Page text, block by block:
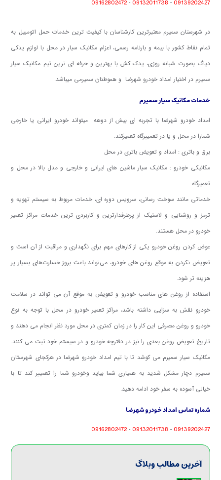
09139202427
-
09132011738
-
09162802472
در شهرستان سمیرم معتبرترین کارشناسان با کیفیت ترین خدمات حمل اتومبیل به
تمام نقاط کشور با بیمه و بارنامه رسمی، اعزام مکانیک سیار در محل با لوازم یدکی
دیاگ بصورت شبانه روزی، یدک کش با بهترین و حرفه ای ترین تیم مکانیک سیار
سمیرم در اختیار امداد خودرو شهرضا و هموطنان سمیرمی میباشد.
خدمات مکانیک سیار سمیرم
امداد خودرو شهرضا با تجربه ای بیش از دوهه میتواند خودرو ایرانی یا خارجی
شمارا در محل و یا در تعمییرگاه تعمیرکند.
برق و باتری : امداد و تعویض باتری در محل
مکانیکی خودرو : مکانیک سیار ماشین های ایرانی و خارجی و مدل بالا در محل و
تعمیرگاه
خدماتی مانند سوخت رسانی، سرویس دوره ای، خدمات مربوط به سیستم تهویه و
ترمز و روشنایی و لاستیک از پرطرفدارترین و کاربردی ترین خدمات مراکز تعمیر
خودرو در محل هستند.
عوض کردن روغن خودرو یکی از کارهای مهم برای نگهداری و مراقبت از آن است و
تعویض نکردن به موقع روغن های خودرو، می‌تواند باعث بروز خسارت‌های بسیار پر
هزینه تر شود.
استفاده از روغن های مناسب خودرو و تعویض به موقع آن می تواند در سلامت
خودرو نقش به سزایی داشته باشد، مراکز تعمیر خودرو در محل با توجه به نوع
خودرو و روغن مصرفی این کار را در زمان کمتری در محل مورد نظر انجام می دهند و
تاریخ تعویض روغن بعدی را نیز در دفترچه خودرو و در سیستم خود ثبت می کنند.
مکانیک سیار سمیرم می کوشد تا با تیم امداد خودرو شهرضا در هرکجای شهرستان
سمیرم دچار مشکل شدید به همیاری شما بیاید وخودرو شما را تعمییر کند تا با
خیالی آسوده به سفر خود ادامه دهید.
شماره تماس امداد خودرو شهرضا
09139202427
-
09132011738
-
09162802472
آخرین مطالب وبلاگ